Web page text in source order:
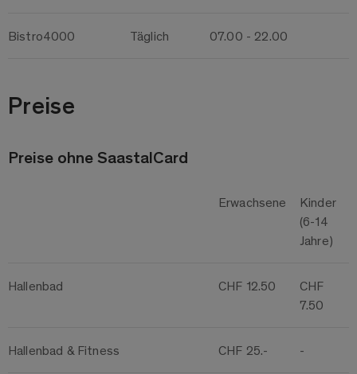
Bistro4000 Täglich 07.00 - 22.00
Preise
Preise ohne SaastalCard
Erwachsene
Kinder
(6-14
Jahre)
Hallenbad CHF 12.50
CHF
7.50
Hallenbad & Fitness CHF 25.- -